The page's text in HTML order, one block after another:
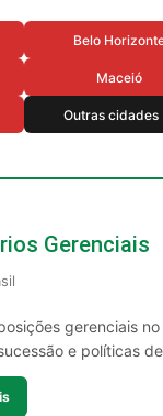
Belo
Maceió
Outras
Gerenciais
gerenciais
e políticas